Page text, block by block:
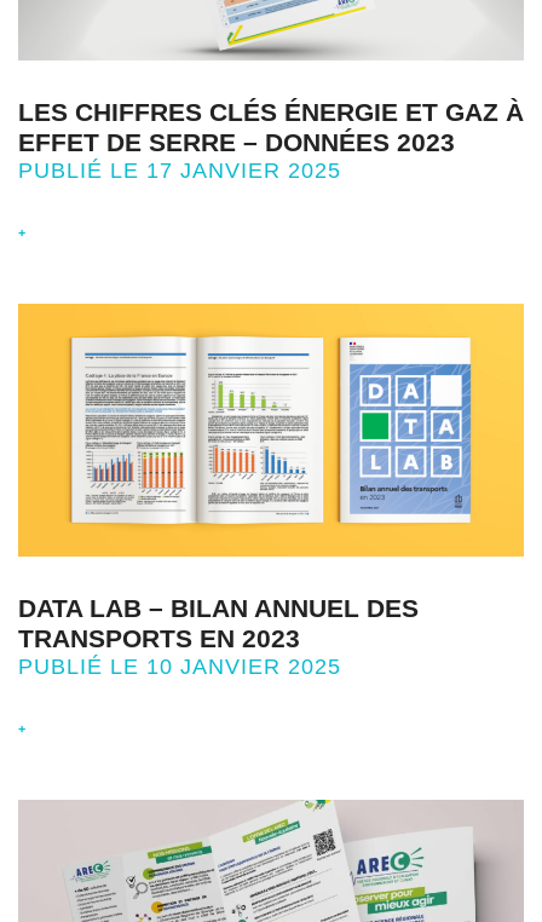
LES CHIFFRES CLÉS ÉNERGIE ET GAZ À
EFFET DE SERRE – DONNÉES 2023
PUBLIÉ LE 17 JANVIER 2025
+
DATA LAB – BILAN ANNUEL DES
TRANSPORTS EN 2023
PUBLIÉ LE 10 JANVIER 2025
+